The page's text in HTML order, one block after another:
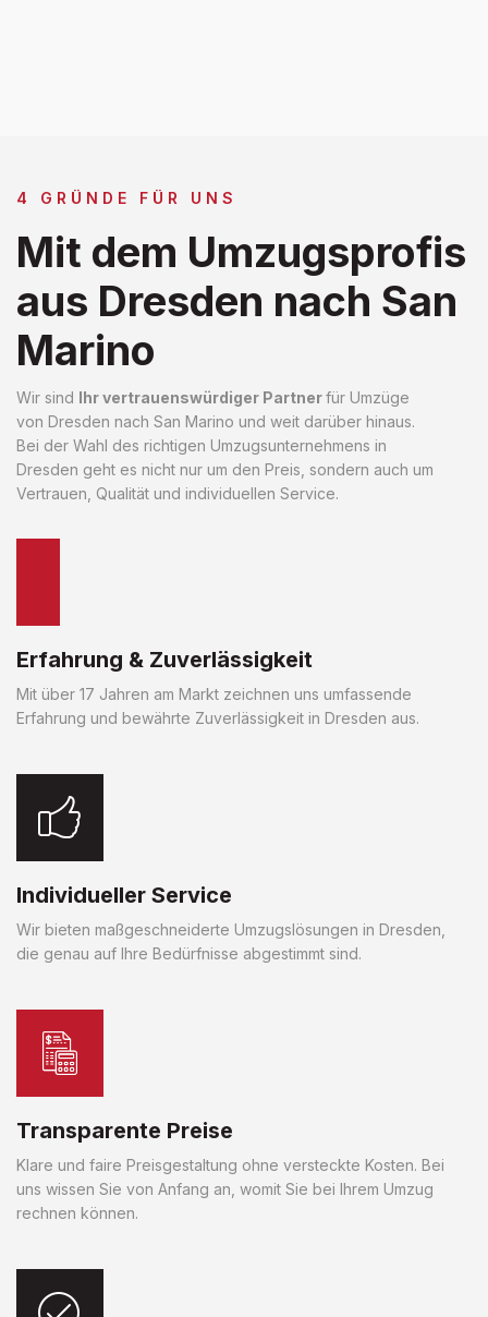
4 GRÜNDE FÜR UNS
Mit dem Umzugsprofis
aus Dresden nach San
Marino
Wir sind Ihr vertrauenswürdiger Partnerfür Umzüge
von Dresden nach San Marino und weit darüber hinaus.
Bei der Wahl des richtigen Umzugsunternehmens in
Dresden geht es nicht nur um den Preis, sondern auch um
Vertrauen, Qualität und individuellen Service.
Erfahrung & Zuverlässigkeit
Mit über 17 Jahren am Markt zeichnen uns umfassende
Erfahrung und bewährte Zuverlässigkeit in Dresden aus.
Individueller Service
Wir bieten maßgeschneiderte Umzugslösungen in Dresden,
die genau auf Ihre Bedürfnisse abgestimmt sind.
Transparente Preise
Klare und faire Preisgestaltung ohne versteckte Kosten. Bei
uns wissen Sie von Anfang an, womit Sie bei Ihrem Umzug
rechnen können.